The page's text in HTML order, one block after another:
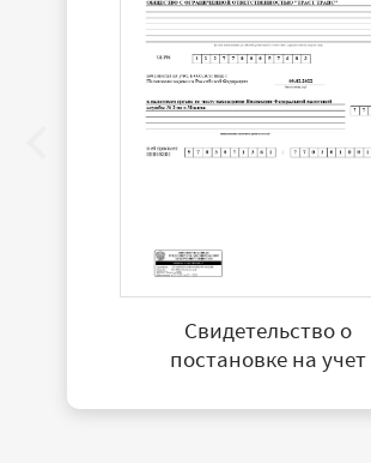
Свидетельство о
постановке на учет